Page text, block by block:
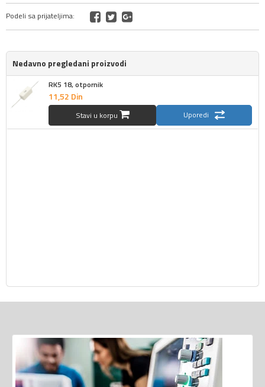
Podeli sa prijateljima:
Nedavno pregledani proizvodi
RK5 18, otpornik
11,52 Din
Stavi u korpu Uporedi